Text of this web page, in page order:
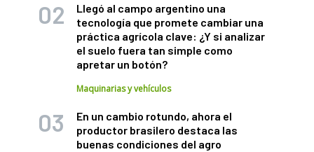
Llegó al campo argentino una
tecnología que promete cambiar una
práctica agrícola clave: ¿Y si analizar
el suelo fuera tan simple como
apretar un botón?
Maquinarias y vehículos
En un cambio rotundo, ahora el
productor brasilero destaca las
buenas condiciones del agro